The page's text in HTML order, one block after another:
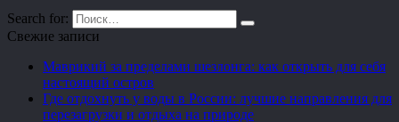
Search for:
Свежие записи
Маврикий за пределами шезлонга: как открыть для себя
настоящий остров
Где отдохнуть у воды в России: лучшие направления для
перезагрузки и отдыха на природе